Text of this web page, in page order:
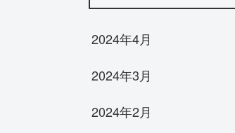
2024年4月
2024年3月
2024年2月